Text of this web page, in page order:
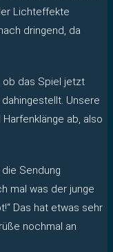
Lichteffekte
dringend, da
ob das Spiel jetzt
Unsere
ab, also
Sendung
mal was der junge
Das hat etwas sehr
nochmal an